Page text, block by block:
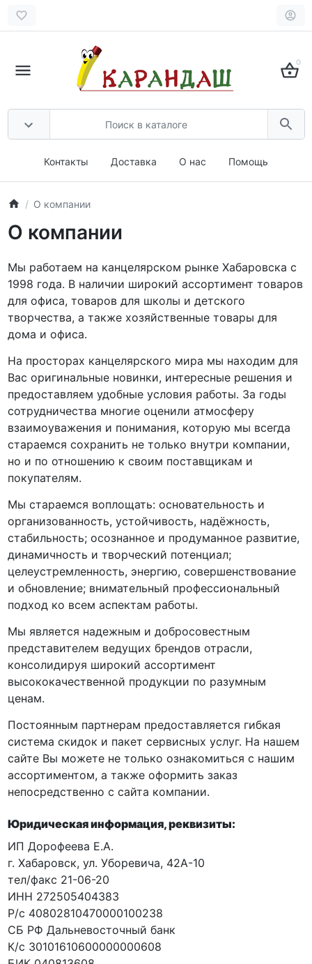
0
Контакты Доставка О нас Помощь
О компании
О компании
Мы работаем на канцелярском рынке Хабаровска с
1998 года. В наличии широкий ассортимент товаров
для офиса, товаров для школы и детского
творчества, а также хозяйственные товары для
дома и офиса.
На просторах канцелярского мира мы находим для
Вас оригинальные новинки, интересные решения и
предоставляем удобные условия работы. За годы
сотрудничества многие оценили атмосферу
взаимоуважения и понимания, которую мы всегда
стараемся сохранить не только внутри компании,
но и по отношению к своим поставщикам и
покупателям.
Мы стараемся воплощать: основательность и
организованность, устойчивость, надёжность,
стабильность; осознанное и продуманное развитие,
динамичность и творческий потенциал;
целеустремленность, энергию, совершенствование
и обновление; внимательный профессиональный
подход ко всем аспектам работы.
Мы является надежным и добросовестным
представителем ведущих брендов отрасли,
консолидируя широкий ассортимент
высококачественной продукции по разумным
ценам.
Постоянным партнерам предоставляется гибкая
система скидок и пакет сервисных услуг. На нашем
сайте Вы можете не только ознакомиться с нашим
ассортиментом, а также оформить заказ
непосредственно с сайта компании.
Юридическая информация, реквизиты:
ИП Дорофеева Е.А.
г. Хабаровск, ул. Уборевича, 42А-10
тел/факс 21-06-20
ИНН 272505404383
Р/с 40802810470000100238
СБ РФ Дальневосточный банк
К/с 30101610600000000608